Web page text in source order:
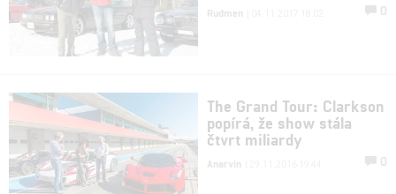
Rudmen 0
The Grand Tour: Clarkson
popírá, že show stála
čtvrt miliardy
Anarvin 0